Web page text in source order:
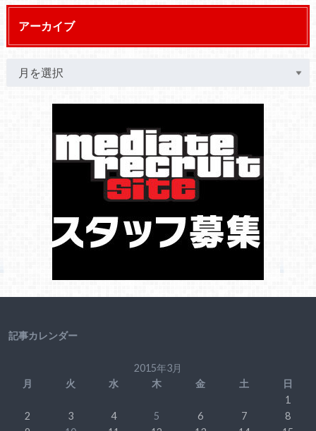
アーカイブ
記事カレンダー
2015年3月
月
火 水 木 金 土
日
1
2
3 4 5 6 7
8